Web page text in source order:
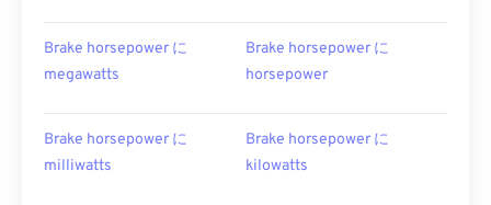
Brake horsepower に
megawatts
Brake horsepower に
horsepower
Brake horsepower に
milliwatts
Brake horsepower に
kilowatts